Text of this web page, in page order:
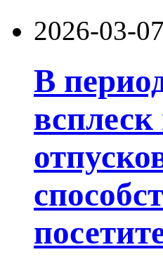
2026-03-07
В